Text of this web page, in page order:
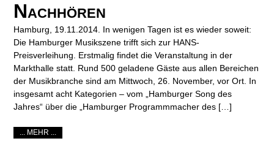
Nachhören
Hamburg, 19.11.2014. In wenigen Tagen ist es wieder soweit:
Die Hamburger Musikszene trifft sich zur HANS-
Preisverleihung. Erstmalig findet die Veranstaltung in der
Markthalle statt. Rund 500 geladene Gäste aus allen Bereichen
der Musikbranche sind am Mittwoch, 26. November, vor Ort. In
insgesamt acht Kategorien – vom „Hamburger Song des
Jahres“ über die „Hamburger Programmmacher des […]
... MEHR ...